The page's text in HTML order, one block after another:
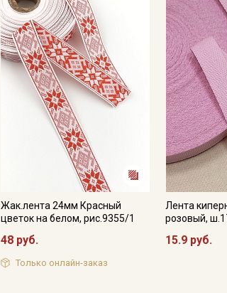
Жак.лента 24мм Красный
цветок на белом, рис.9355/1
48 руб.
Только онлайн-заказ
Лента
розовый,
15.9 руб.